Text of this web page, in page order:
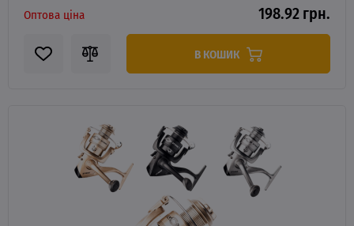
Оптова ціна 198.92 грн.
В КОШИК